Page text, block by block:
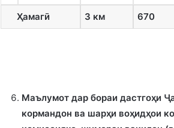
Ҳамагӣ 3 км 670
Маълумот дар бораи дастгоҳи
кормандон ва шарҳи воҳидҳои